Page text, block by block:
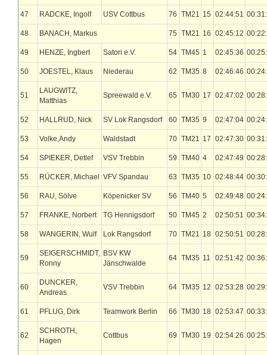
47 RADCKE, Ingolf USV Cottbus 76 TM21 15 02:44:51
48 BANACH, Markus 75 TM21 16 02:45:12
49 HENZE, Ingbert Satori e.V. 54 TM45 1 02:45:36
50 JOESTEL, Klaus Niederau 62 TM35 8 02:46:46
51
LAUGWITZ,
Matthias
Spreewald e.V. 65 TM30 17 02:47:02
52 HALLRUD, Nick SV Lok Rangsdorf 60 TM35 9 02:47:04
53 Volke,Andy Waldstadt 70 TM21 17 02:47:30
54 SPIEKER, Detlef VSV Trebbin 59 TM40 4 02:47:49
55 RÜCKER, Michael VFV Spandau 63 TM35 10 02:48:44
56 RAU, Sölve Köpenicker SV 56 TM40 5 02:49:48
57 FRANKE, Norbert TG Hennigsdorf 50 TM45 2 02:50:51
58 WANGERIN, Wulf Lok Rangsdorf 70 TM21 18 02:50:51
59
SEIGERSCHMIDT,
Ronny
BSV KW
Jänschwalde
64 TM35 11 02:51:42
60
DUNCKER,
Andreas
VSV Trebbin 64 TM35 12 02:53:28
61 PFLUG, Dirk Teamwork Berlin 66 TM30 18 02:53:47
62
SCHROTH,
Hagen
Cottbus 69 TM30 19 02:54:26